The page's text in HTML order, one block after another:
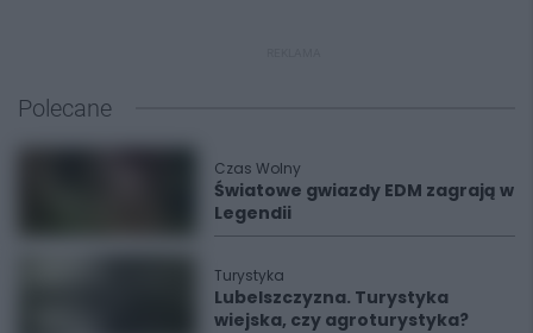
Polecane
Czas Wolny
Światowe gwiazdy EDM zagrają w
Legendii
Turystyka
Lubelszczyzna. Turystyka
wiejska, czy agroturystyka?